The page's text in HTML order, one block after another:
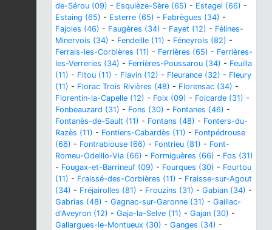
de-Sérou (09) - Esquièze-Sère (65) - Estagel (66) -
Estaing (65) - Esterre (65) - Fabrègues (34) -
Fajoles (46) - Faugères (34) - Fayet (12) - Félines-
Minervois (34) - Fendeille (11) - Féneyrols (82) -
Ferrals-les-Corbières (11) - Ferrières (65) - Ferrières-
les-Verreries (34) - Ferrières-Poussarou (34) - Feuilla
(11) - Fitou (11) - Flavin (12) - Fleurance (32) - Fleury
(11) - Florac Trois Rivières (48) - Florensac (34) -
Florentin-la-Capelle (12) - Foix (09) - Folcarde (31) -
Fonbeauzard (31) - Fons (30) - Fontanes (46) -
Fontanès-de-Sault (11) - Fontans (48) - Fonters-du-
Razès (11) - Fontiers-Cabardès (11) - Fontpédrouse
(66) - Fontrabiouse (66) - Fontrieu (81) - Font-
Romeu-Odeillo-Via (66) - Formiguères (66) - Fos (31)
- Fougax-et-Barrineuf (09) - Fourques (30) - Fourtou
(11) - Fraissé-des-Corbières (11) - Fraisse-sur-Agout
(34) - Fréjairolles (81) - Frouzins (31) - Gabian (34) -
Gabrias (48) - Gagnac-sur-Garonne (31) - Gaillac-
d'Aveyron (12) - Gaja-la-Selve (11) - Gajan (30) -
Gallargues-le-Montueux (30) - Ganges (34) -